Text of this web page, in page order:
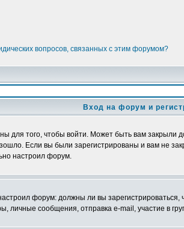
вопросов, связанных с этим форумом?
Вход на форум и
для того, чтобы войти. Может быть вам закрыли
Если вы были зарегистрированы и вам не
настроил форум.
форум: должны ли вы
сообщения, отправка e-mail, участие в